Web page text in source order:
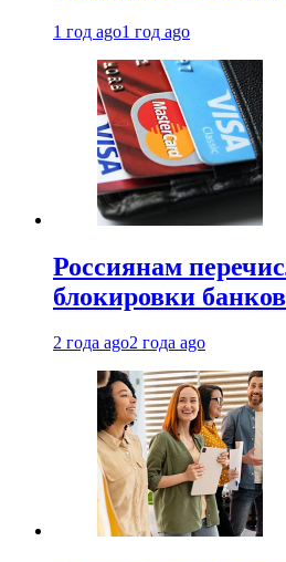
1 год ago1 год ago
Россиянам
блокировки
2 года ago2 года ago